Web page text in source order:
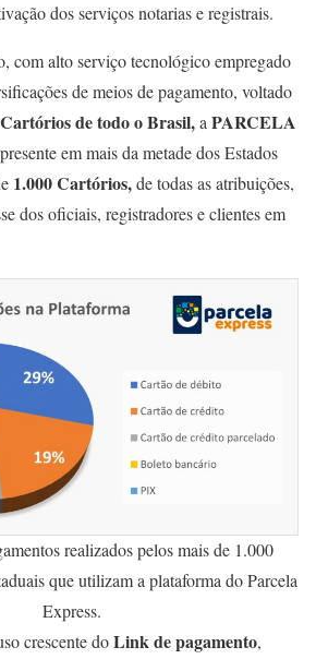
dos serviços notarias e registrais.
com alto serviço tecnológico empregado
de meios de pagamento, voltado
de todo o Brasil,aPARCELA
em mais da metade dos Estados
1.000 Cartórios,de todas as atribuições,
dos oficiais, registradores e clientes em
realizados pelos mais de 1.000
que utilizam a plataforma do Parcela
Express.
crescente doLink de pagamento,